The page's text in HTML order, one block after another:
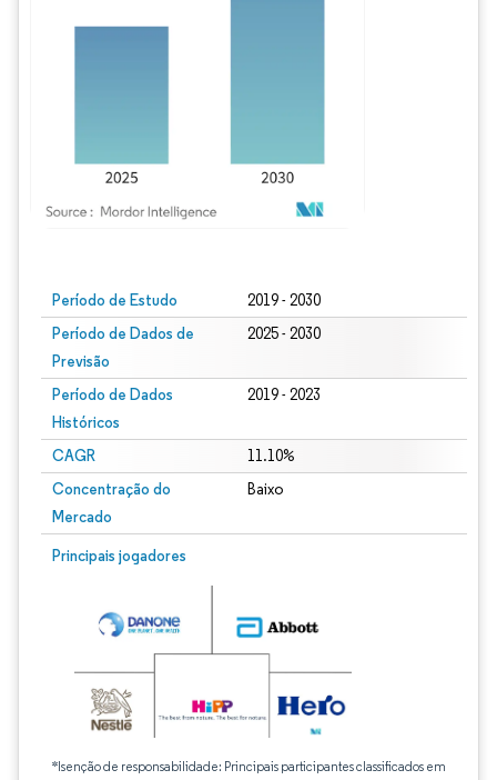
Período de Estudo 2019 - 2030
Período de Dados de
Previsão
2025 - 2030
Período de Dados
Históricos
2019 - 2023
CAGR 11.10%
Concentração do
Mercado
Baixo
Principais jogadores
*Isenção de responsabilidade: Principais participantes classificados em